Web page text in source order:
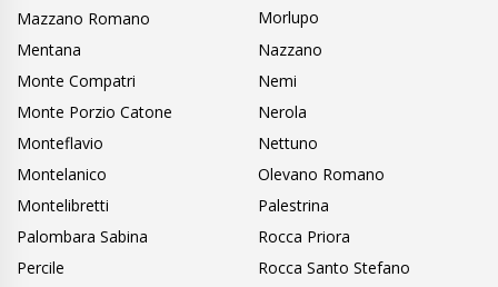
Mazzano Romano
Mentana
Monte Compatri
Monte Porzio Catone
Monteflavio
Montelanico
Montelibretti
Morlupo
Nazzano
Nemi
Nerola
Nettuno
Olevano Romano
Palestrina
Palombara Sabina
Percile
Rocca Priora
Rocca Santo Stefano